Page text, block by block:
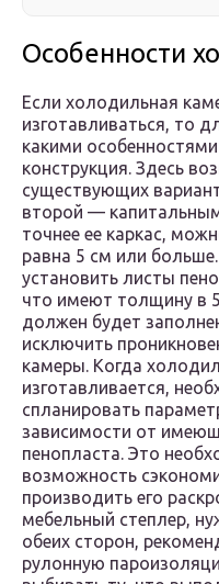
Особенности
Если холодильная
изготавливаться, то
какими
конструкция. Здесь
существующих
второй —
точнее ее каркас,
равна 5 см или
установить листы
что имеют толщину в
должен будет
исключить
камеры. Когда
изготавливается,
спланировать
зависимости от
пенопласта. Это
возможность
производить его
мебельный степлер,
обеих сторон,
рулонную